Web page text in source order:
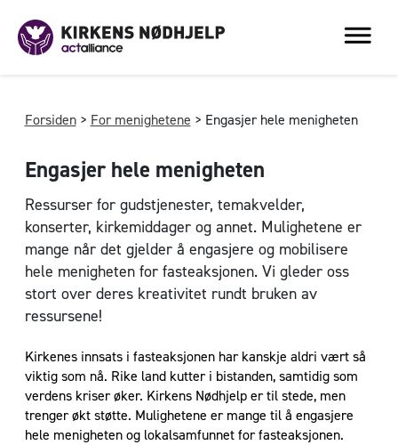
Forsiden > For menighetene > Engasjer hele menigheten
Engasjer hele menigheten
Ressurser for gudstjenester, temakvelder,
konserter, kirkemiddager og annet. Mulighetene er
mange når det gjelder å engasjere og mobilisere
hele menigheten for fasteaksjonen. Vi gleder oss
stort over deres kreativitet rundt bruken av
ressursene!
Kirkenes innsats i fasteaksjonen har kanskje aldri vært så
viktig som nå. Rike land kutter i bistanden, samtidig som
verdens kriser øker. Kirkens Nødhjelp er til stede, men
trenger økt støtte. Mulighetene er mange til å engasjere
hele menigheten og lokalsamfunnet for fasteaksjonen.